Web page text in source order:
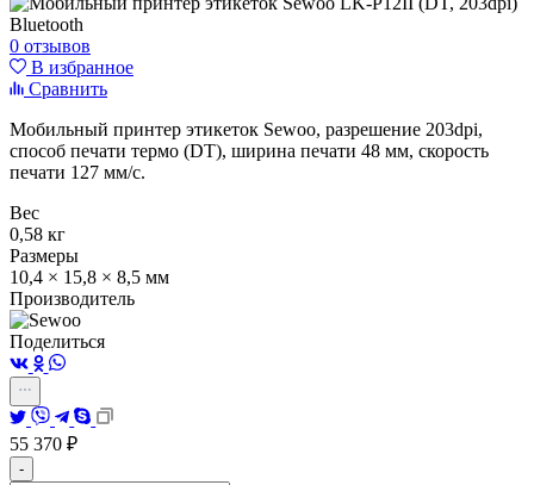
0 отзывов
В избранное
Сравнить
Мобильный принтер этикеток Sewoo, разрешение 203dpi,
способ печати термо (DT), ширина печати 48 мм, скорость
печати 127 мм/с.
Вес
0,58 кг
Размеры
10,4 × 15,8 × 8,5 мм
Производитель
Поделиться
55 370 ₽
-